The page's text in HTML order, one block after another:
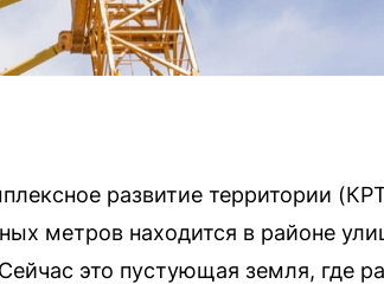
развитие территории
метров находится в районе
это пустующая земля, где